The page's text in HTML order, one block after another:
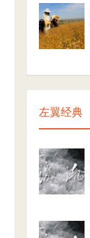
左翼经典